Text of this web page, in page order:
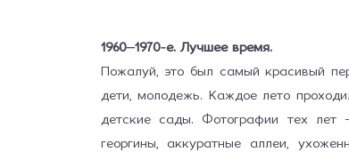
1960–1970-е. Лучшее время.
Пожалуй, это был самый красивый
дети, молодёжь. Каждое лето
детские сады. Фотографии тех лет
георгины, аккуратные аллеи,